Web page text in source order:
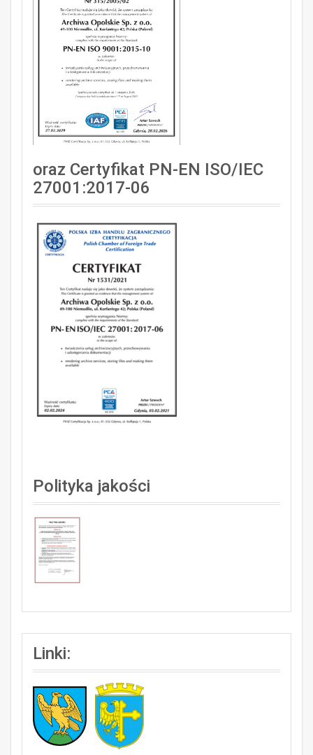
oraz Certyfikat PN-EN ISO/IEC
27001:2017-06
Polityka jakości
Linki: